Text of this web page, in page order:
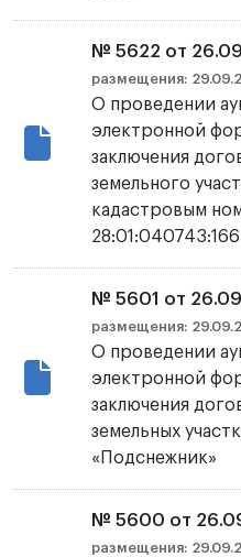
№ 5622 от
размещения:
О проведении
электронной
заключения
земельного
кадастровым
28:01:040743:166
№ 5601 от
размещения:
О проведении
электронной
заключения
земельных
«Подснежник»
№ 5600 от
размещения: